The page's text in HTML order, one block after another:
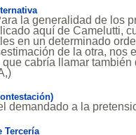
la generalidad de los
aquí de Camelutti,
en un determinado
de la otra, nos
que cabría llamar
demandado a la
Tercería